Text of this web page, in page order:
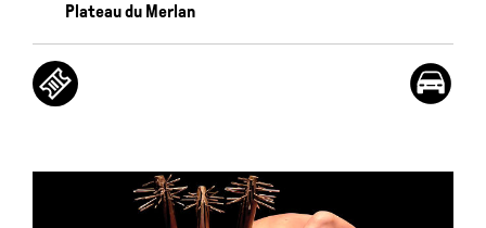
Plateau du Merlan